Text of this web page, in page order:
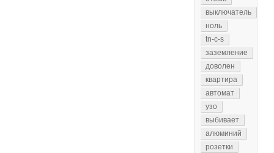
выключатель
ноль
tn-c-s
заземление
доволен
квартира
автомат
узо
выбивает
алюминий
розетки